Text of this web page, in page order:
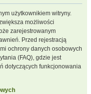
użytkownikiem witryny.
możliwości
zarejestrowanym
Przed rejestracją
ochrony danych osobowych
(FAQ), gdzie jest
dotyczących funkcjonowania